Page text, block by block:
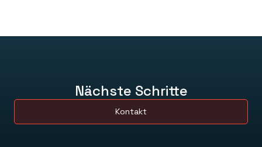
Nächste Schritte
Kontakt